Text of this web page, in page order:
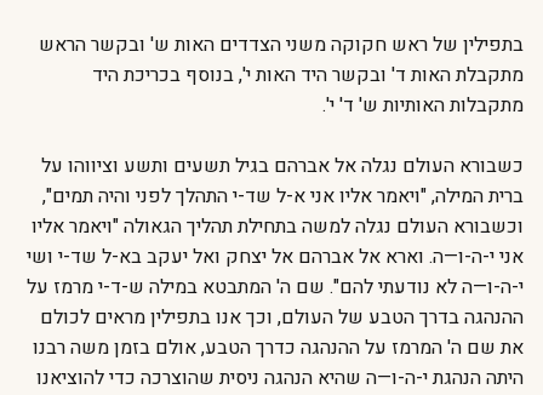
בתפילין של ראש חקוקה משני הצדדים האות ש' ובקשר הראש
מתקבלת האות ד' ובקשר היד האות י', בנוסף בכריכת היד
מתקבלות האותיות ש' ד' י'.
כשבורא העולם נגלה אל אברהם בגיל תשעים ותשע וציווהו על
ברית המילה, "ויאמר אליו אני א-ל שד-י התהלך לפני והיה תמים",
וכשבורא העולם נגלה למשה בתחילת תהליך הגאולה "ויאמר אליו
אני י-ה-ו—ה. וארא אל אברהם אל יצחק ואל יעקב בא-ל שד-י ושי
י-ה-ו—ה לא נודעתי להם". שם ה' המתבטא במילה ש-ד-י מרמז על
ההנהגה בדרך הטבע של העולם, וכך אנו בתפילין מראים לכולם
את שם ה' המרמז על ההנהגה כדרך הטבע, אולם בזמן משה רבנו
היתה הנהגת י-ה-ו—ה שהיא הנהגה ניסית שהוצרכה כדי להוציאנו